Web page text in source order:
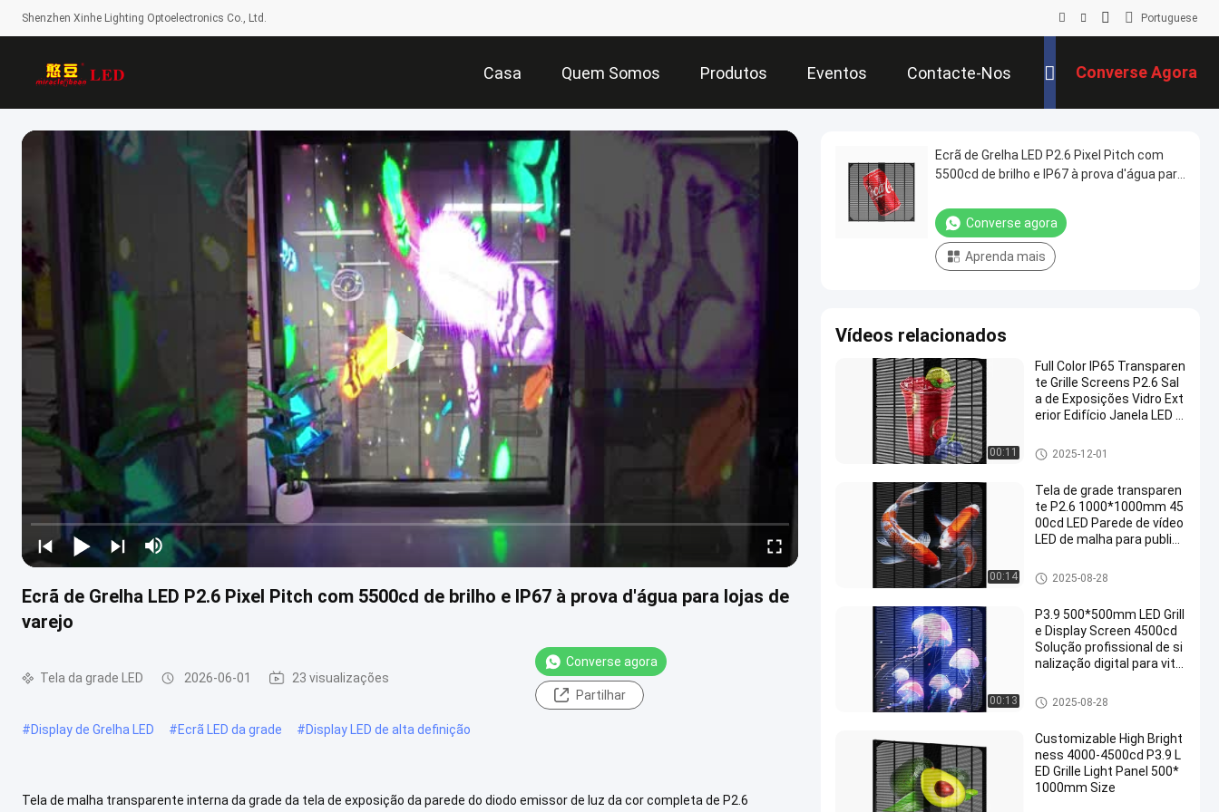
Shenzhen Xinhe Lighting Optoelectronics Co., Ltd. Portuguese
Casa Quem Somos Produtos Eventos Contacte-Nos Converse Agora
Ecrã de Grelha LED P2.6 Pixel Pitch com 5500cd de brilho e IP67 à prova d'água para lojas de
varejo
Tela da grade LED 2026-06-01 23 visualizações
Converse agora
Partilhar
#Display de Grelha LED #Ecrã LED da grade #Display LED de alta definição
Tela de malha transparente interna da grade da tela de exposição da parede do diodo emissor de luz da cor completa de P2.6
Ecrã de Grelha LED P2.6 Pixel Pitch com
5500cd de brilho e IP67 à prova d'água para
Converse agora
Aprenda mais
Vídeos relacionados
00:11
Full Color IP65 Transparen
te Grille Screens P2.6 Sal
a de Exposições Vidro Ext
erior Edifício Janela LED D
Tela da grade LED
2025-12-01
00:14
Tela de grade transparen
te P2.6 1000*1000mm 45
00cd LED Parede de vídeo
LED de malha para publici
Tela da grade LED
2025-08-28
00:13
P3.9 500*500mm LED Grill
e Display Screen 4500cd
Solução profissional de si
nalização digital para vitri
Tela da grade LED
2025-08-28
Customizable High Bright
ness 4000-4500cd P3.9 L
ED Grille Light Panel 500*
1000mm Size